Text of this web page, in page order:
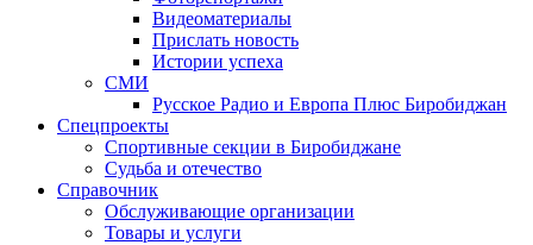
Видеоматериалы
Прислать новость
Истории успеха
СМИ
Русское Радио и Европа Плюс Биробиджан
Спецпроекты
Спортивные секции в Биробиджане
Судьба и отечество
Справочник
Обслуживающие организации
Товары и услуги